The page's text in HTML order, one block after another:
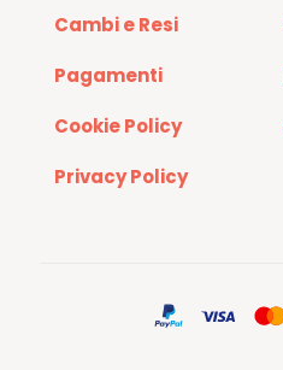
Cambi e Resi
Pagamenti
Cookie Policy
Privacy Policy